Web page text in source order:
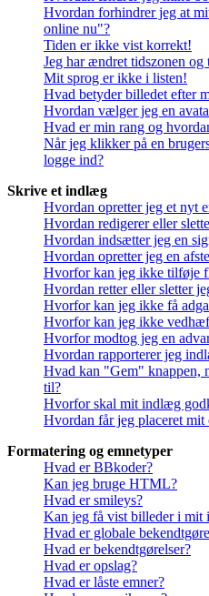
Hvordan forhindrer jeg at
online nu"?
Tiden er ikke vist korrekt!
Jeg har ændret tidszonen
Mit sprog er ikke i listen!
Hvad betyder billedet efter
Hvordan vælger jeg en
Hvad er min rang og
Når jeg klikker på en
logge ind?
Skrive et indlæg
Hvordan opretter jeg et nyt
Hvordan redigerer eller
Hvordan indsætter jeg en
Hvordan opretter jeg en
Hvorfor kan jeg ikke tilføje
Hvordan retter eller sletter
Hvorfor kan jeg ikke få
Hvorfor kan jeg ikke
Hvorfor modtog jeg en
Hvordan rapporterer jeg
Hvad kan "Gem" knappen,
til?
Hvorfor skal mit indlæg
Hvordan får jeg placeret mit
Formatering og emnetyper
Hvad er BBkoder?
Kan jeg bruge HTML?
Hvad er smileys?
Kan jeg få vist billeder i mit
Hvad er globale
Hvad er bekendtgørelser?
Hvad er opslag?
Hvad er låste emner?